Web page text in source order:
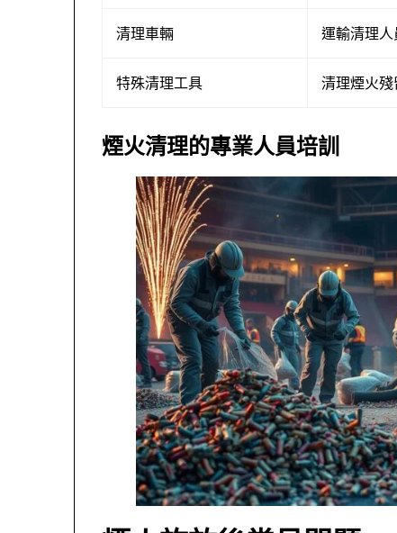
清理車輛 運輸清理
特殊清理工具 清理煙火殘
煙火清理的專業人員培訓